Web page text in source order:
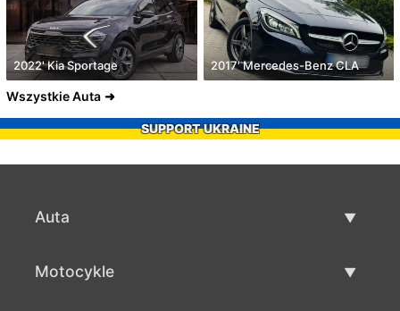
2022' Kia Sportage 2017' Mercedes-Benz CLA
Wszystkie Auta
SUPPORT UKRAINE
Auta
Motocykle